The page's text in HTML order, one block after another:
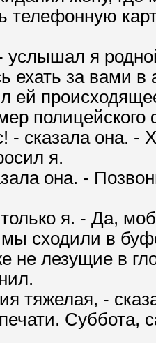
телефонную
я
ехать за вами в
ей
полицейского
- сказала она. -
я.
она. -
я. - Да,
сходили в
не лезущие в
тяжелая, -
Суббота,